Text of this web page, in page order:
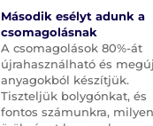
Második esélyt adunk a
csomagolásnak
A csomagolások 80%-át
újrahasználható és
anyagokból készítjük.
Tiszteljük bolygónkat, és
fontos számunkra, milyen